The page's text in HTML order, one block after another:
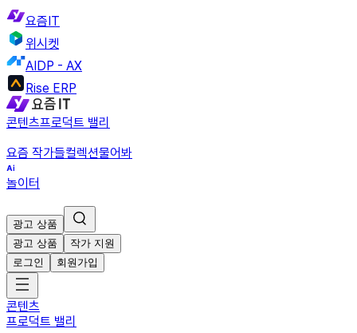
요즘IT
위시켓
AIDP - AX
Rise ERP
콘텐츠프로덕트 밸리
요즘 작가들컬렉션물어봐
놀이터
광고 상품
광고 상품
작가 지원
로그인
회원가입
콘텐츠
프로덕트 밸리